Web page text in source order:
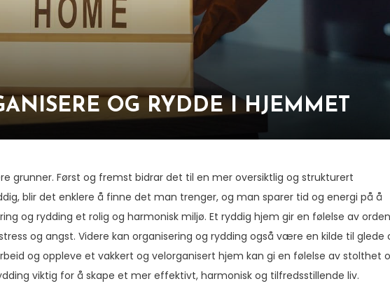
OG RYDDE I HJEMMET
grunner. Først og fremst bidrar det til en mer oversiktlig og strukturert
blir det enklere å finne det man trenger, og man sparer tid og energi på å
og rydding et rolig og harmonisk miljø. Et ryddig hjem gir en følelse av orden
og angst. Videre kan organisering og rydding også være en kilde til glede
og oppleve et vakkert og velorganisert hjem kan gi en følelse av stolthet
viktig for å skape et mer effektivt, harmonisk og tilfredsstillende liv.